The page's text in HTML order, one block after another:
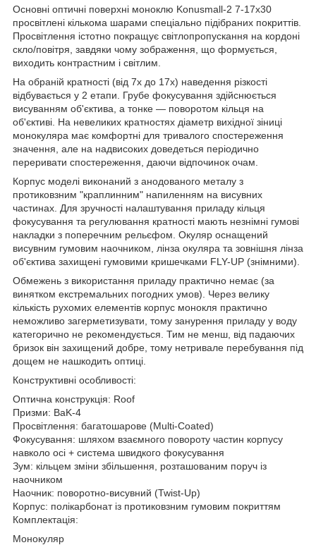
Основні оптичні поверхні моноклю Konusmall-2 7-17x30
просвітлені кількома шарами спеціально підібраних покриттів.
Просвітлення істотно покращує світлопропускання на кордоні
скло/повітря, завдяки чому зображення, що формується,
виходить контрастним і світлим.
На обраній кратності (від 7x до 17x) наведення різкості
відбувається у 2 етапи. Грубе фокусування здійснюється
висуванням об'єктива, а тонке — поворотом кільця на
об'єктиві. На невеликих кратностях діаметр вихідної зіниці
монокуляра має комфортні для тривалого спостереження
значення, але на надвисоких доведеться періодично
переривати спостереження, даючи відпочинок очам.
Корпус моделі виконаний з анодованого металу з
протиковзним "краплинним" напиленням на висувних
частинах. Для зручності налаштування приладу кільця
фокусування та регулювання кратності мають незнімні гумові
накладки з поперечним рельєфом. Окуляр оснащений
висувним гумовим наочником, лінза окуляра та зовнішня лінза
об'єктива захищені гумовими кришечками FLY-UP (знімними).
Обмежень з використання приладу практично немає (за
винятком екстремальних погодних умов). Через велику
кількість рухомих елементів корпус монокля практично
неможливо загерметизувати, тому занурення приладу у воду
категорично не рекомендується. Тим не менш, від падаючих
бризок він захищений добре, тому нетривале перебування під
дощем не нашкодить оптиці.
Конструктивні особливості:
Оптична конструкція: Roof
Призми: BaK-4
Просвітлення: багатошарове (Multi-Coated)
Фокусування: шляхом взаємного повороту частин корпусу
навколо осі + система швидкого фокусування
Зум: кільцем зміни збільшення, розташованим поруч із
наочником
Наочник: поворотно-висувний (Twist-Up)
Корпус: полікарбонат із протиковзним гумовим покриттям
Комплектація:
Монокуляр